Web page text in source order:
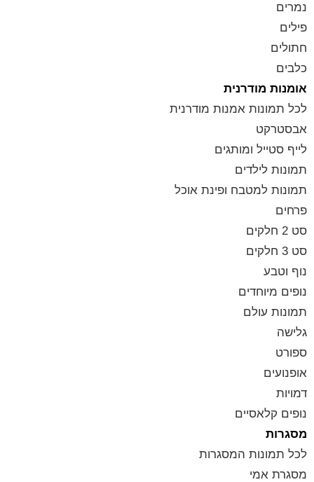
נמרים
פילים
חתולים
כלבים
אומנות מודרנית
לכל תמונות אמנות מודרנית
אבסטרקט
לייף סטייל ומותגים
תמונות לילדים
תמונות למטבח ופינת אוכל
פרחים
סט 2 חלקים
סט 3 חלקים
נוף וטבע
נופים מיוחדים
תמונות עולם
גלישה
ספורט
אופנועים
דמויות
נופים קלאסיים
מסגרות
לכל תמונות המסגרות
מסגרת אמי